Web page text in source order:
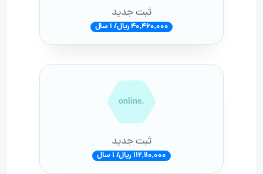
ثبت جدید
40,460,000 ریال/ 1 سال
.online
ثبت جدید
112,110,000 ریال/ 1 سال